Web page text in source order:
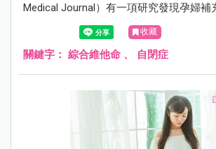
Medical Journal）有一項研究發現孕婦補
以預防自閉症。
收藏
關鍵字： 綜合維他命 、 自閉症